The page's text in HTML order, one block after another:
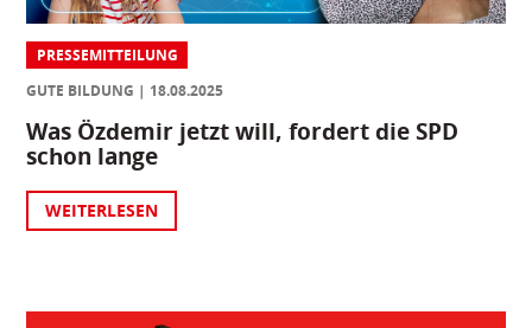
PRESSEMITTEILUNG
GUTE BILDUNG
18.08.2025
Was Özdemir jetzt will, fordert die SPD
schon lange
WEITERLESEN